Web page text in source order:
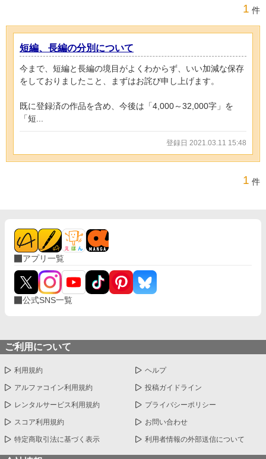
1 件
短編、長編の分別について
今まで、短編と長編の境目がよくわからず、いい加減な保存
をしておりましたこと、まずはお詫び申し上げます。
既に登録済の作品を含め、今後は「4,000～32,000字」を
「短...
登録日 2021.03.11 15:48
1 件
アプリ一覧
公式SNS一覧
ご利用について
利用規約 ヘルプ
アルファコイン利用規約 投稿ガイドライン
レンタルサービス利用規約 プライバシーポリシー
スコア利用規約 お問い合わせ
特定商取引法に基づく表示 利用者情報の外部送信について